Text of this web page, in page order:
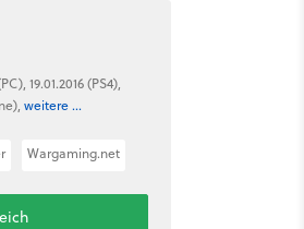
19.01.2016 (PS4),
weitere ...
Wargaming.net